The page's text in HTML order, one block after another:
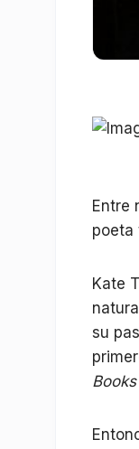
Entre
poeta
Kate
su